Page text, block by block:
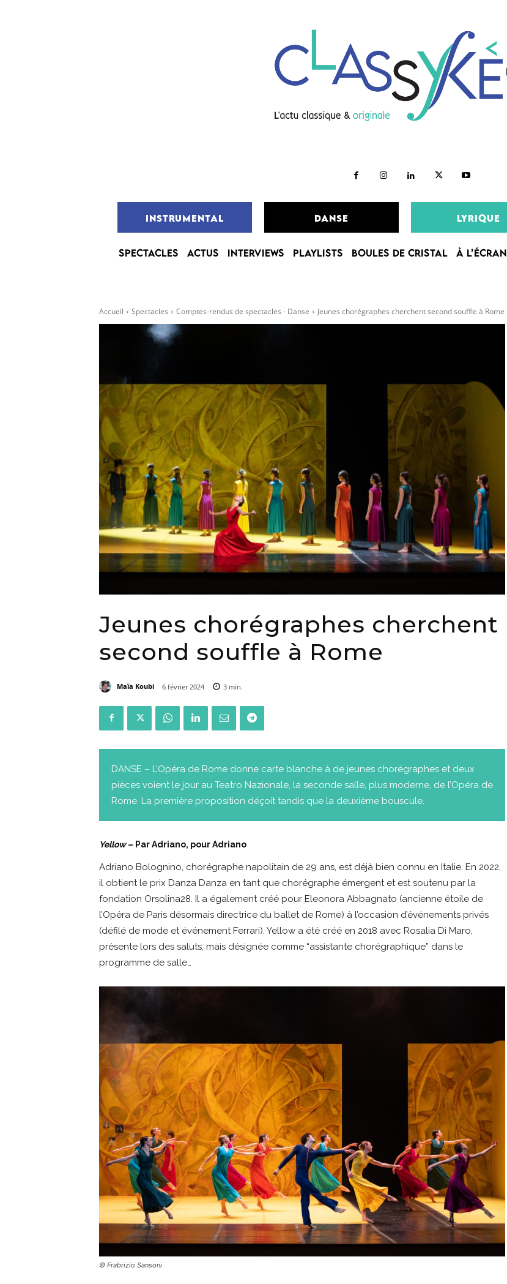
INSTRUMENTAL DANSE LYRIQUE
SPECTACLES ACTUS INTERVIEWS PLAYLISTS BOULES DE CRISTAL À L’ÉCRAN
Accueil Spectacles Comptes-rendus de spectacles - Danse Jeunes chorégraphes cherchent second souffle à Rome
Jeunes chorégraphes cherchent
second souffle à Rome
Maïa Koubi 6 février 2024 3 min.
DANSE – L’Opéra de Rome donne carte blanche à de jeunes chorégraphes et deux
pièces voient le jour au Teatro Nazionale, la seconde salle, plus moderne, de l’Opéra de
Rome. La première proposition déçoit tandis que la deuxième bouscule.
Yellow– Par Adriano, pour Adriano
Adriano Bolognino, chorégraphe napolitain de 29 ans, est déjà bien connu en Italie. En 2022,
il obtient le prix Danza Danza en tant que chorégraphe émergent et est soutenu par la
fondation Orsolina28. Il a également créé pour Eleonora Abbagnato (ancienne étoile de
l’Opéra de Paris désormais directrice du ballet de Rome) à l’occasion d’événements privés
(défilé de mode et événement Ferrari). Yellow a été créé en 2018 avec Rosalia Di Maro,
présente lors des saluts, mais désignée comme “assistante chorégraphique” dans le
programme de salle…
© Frabrizio Sansoni